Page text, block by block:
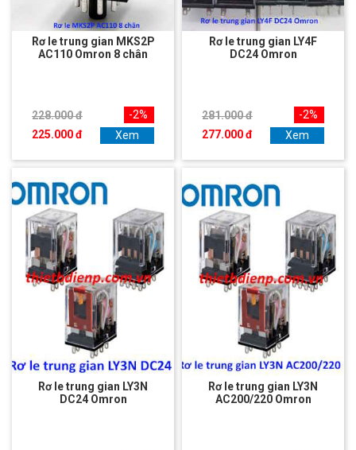
Rơ le trung gian MKS2P
AC110 Omron 8 chân
228.000 đ
225.000 đ
-2%
Xem
Rơ le trung gian LY4F
DC24 Omron
281.000 đ
277.000 đ
-2%
Xem
Rơ le trung gian LY3N
DC24 Omron
Rơ le trung gian LY3N
AC200/220 Omron